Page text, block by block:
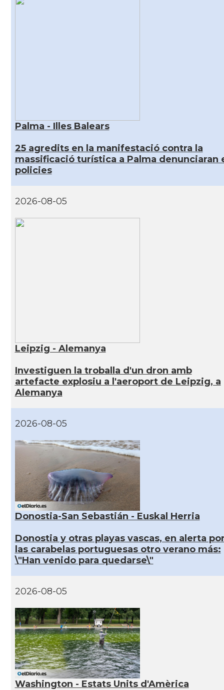
Palma - Illes Balears
25 agredits en la manifestació contra la
massificació turística a Palma denunciaran
policies
2026-08-05
Leipzig - Alemanya
Investiguen la troballa d'un dron amb
artefacte explosiu a l'aeroport de Leipzig, a
Alemanya
2026-08-05
Donostia-San Sebastián - Euskal Herria
Donostia y otras playas vascas, en alerta
las carabelas portuguesas otro verano más:
\"Han venido para quedarse\"
2026-08-05
Washington - Estats Units d'Amèrica